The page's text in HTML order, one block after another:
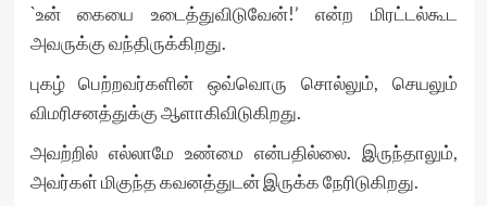
`உன் கையை உடைத்துவிடுவேன்!’ என்ற மிரட்டல்கூட
அவருக்கு வந்திருக்கிறது.
புகழ் பெற்றவர்களின் ஒவ்வொரு சொல்லும், செயலும்
விமரிசனத்துக்கு ஆளாகிவிடுகிறது.
அவற்றில் எல்லாமே உண்மை என்பதில்லை. இருந்தாலும்,
அவர்கள் மிகுந்த கவனத்துடன் இருக்க நேரிடுகிறது.